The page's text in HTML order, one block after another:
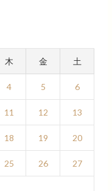
木 金 土
4 5 6
11 12 13
18 19 20
25 26 27